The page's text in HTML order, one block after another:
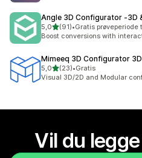
Angle 3D Configurator ‑3D
5,0av 5 stjerner
(91)
Totalt 91 omtaler
•Gratis prøveperiode
Boost conversions with
Mimeeq 3D Configurator 3D
5,0av 5 stjerner
(23)
Totalt 23 omtaler
•Gratis
Visual 3D/2D and Modular
Vil du